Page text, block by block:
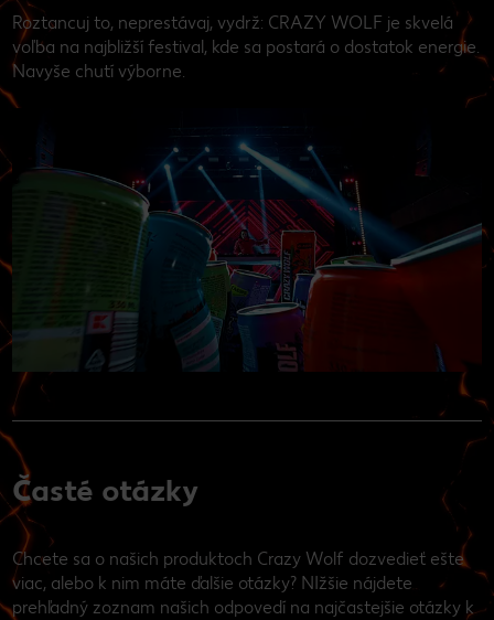
Roztancuj to, neprestávaj, vydrž: CRAZY WOLF je skvelá
voľba na najbližší festival, kde sa postará o dostatok energie.
Navyše chutí výborne.
Časté otázky
Chcete sa o našich produktoch Crazy Wolf dozvedieť ešte
viac, alebo k nim máte ďalšie otázky? NIžšie nájdete
prehľadný zoznam našich odpovedí na najčastejšie otázky k